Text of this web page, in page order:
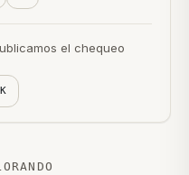
el chequeo